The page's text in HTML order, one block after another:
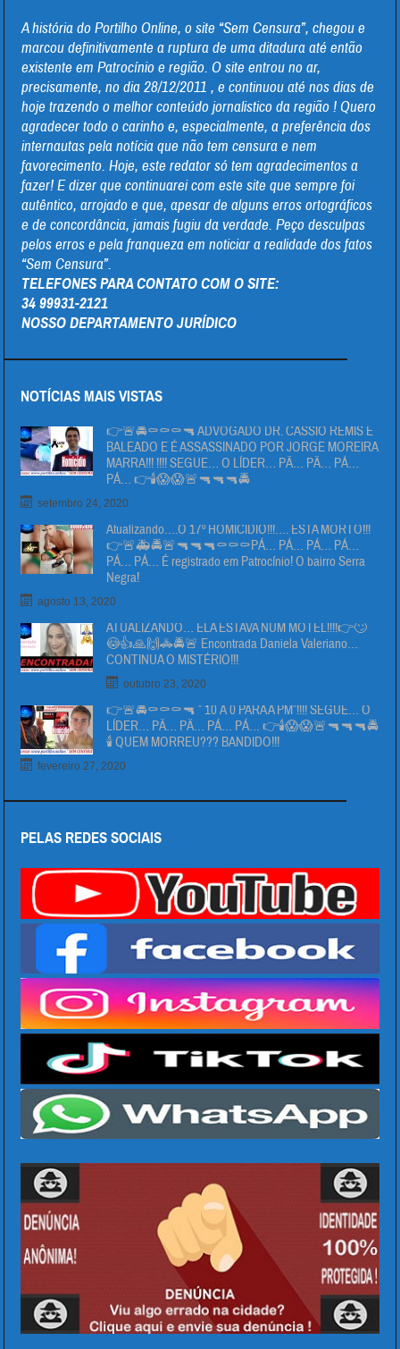
A história do Portilho Online, o site “Sem Censura”, chegou e
marcou definitivamente a ruptura de uma ditadura até então
existente em Patrocínio e região. O site entrou no ar,
precisamente, no dia 28/12/2011 , e continuou até nos dias de
hoje trazendo o melhor conteúdo jornalistico da região ! Quero
agradecer todo o carinho e, especialmente, a preferência dos
internautas pela notícia que não tem censura e nem
favorecimento. Hoje, este redator só tem agradecimentos a
fazer! E dizer que continuarei com este site que sempre foi
autêntico, arrojado e que, apesar de alguns erros ortográficos
e de concordância, jamais fugiu da verdade. Peço desculpas
pelos erros e pela franqueza em noticiar a realidade dos fatos
“Sem Censura”.
TELEFONES PARA CONTATO COM O SITE:
34 99931-2121
NOSSO DEPARTAMENTO JURÍDICO
NOTÍCIAS MAIS VISTAS
👉🚨🚔⚰⚰⚰🔫 ADVOGADO DR. CÁSSIO REMIS É
BALEADO E É ASSASSINADO POR JORGE MOREIRA
MARRA!!! !!!! SEGUE… O LÍDER… PÄ… PÄ… PÁ…
PÁ… 👉🕯😱😱🚨🔫🔫🔫🚔
setembro 24, 2020
Atualizando….O 17º HOMICIDIO!!!…. ESTA MORTO!!!
👉🚨🚑🚔🚨🔫🔫🔫⚰⚰⚰PÁ… PÁ… PÁ… PÁ…
PÁ… PÁ… É registrado em Patrocínio! O bairro Serra
Negra!
agosto 13, 2020
ATUALIZANDO… ELA ESTAVA NUM MOTEL!!!!👉🙄
😳👍🙏🙌🚓🚔🚨 Encontrada Daniela Valeriano…
CONTINUA O MISTÉRIO!!!
outubro 23, 2020
👉🚨🚔⚰⚰⚰🔫 ” 10 Á 0 PARA A PM”!!!! SEGUE… O
LÍDER… PÄ… PÄ… PÁ… PÁ… 👉🕯😱😱🚨🔫🔫🔫🚔
🕯 QUEM MORREU??? BANDIDO!!!
fevereiro 27, 2020
PELAS REDES SOCIAIS